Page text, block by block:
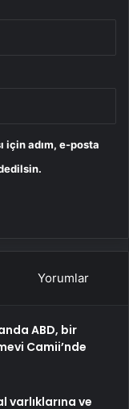
için adım, e-posta
Yorumlar
ABD, bir
Camii’nde
varlıklarına ve